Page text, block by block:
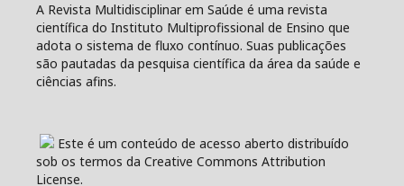
A Revista Multidisciplinar em Saúde é uma revista
científica do Instituto Multiprofissional de Ensino que
adota o sistema de fluxo contínuo. Suas publicações
são pautadas da pesquisa científica da área da saúde e
ciências afins.
Este é um conteúdo de acesso aberto distribuído
sob os termos da Creative Commons Attribution
License.